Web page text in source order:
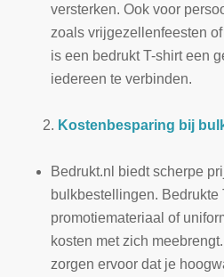
versterken. Ook voor
zoals vrijgezellenfeesten
is een bedrukt T-shirt een
iedereen te verbinden.
Kostenbesparing bij
Bedrukt.nl biedt scherpe
bulkbestellingen.
promotiemateriaal of
kosten met zich
zorgen ervoor dat je